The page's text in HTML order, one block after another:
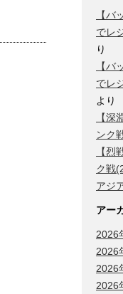
【
でレ
り
【
でレ
より
【深
ンク
【
ク戦
アジ
アー
2026
2026
2026
2026